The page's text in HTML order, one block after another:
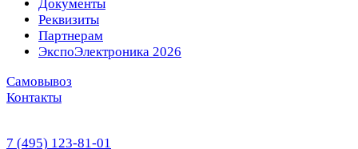
Документы
Реквизиты
Партнерам
ЭкспоЭлектроника 2026
Самовывоз
Контакты
7 (495) 123-81-01